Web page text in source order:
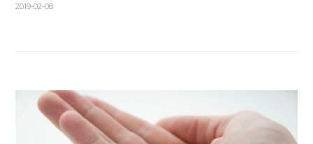
2019-02-08